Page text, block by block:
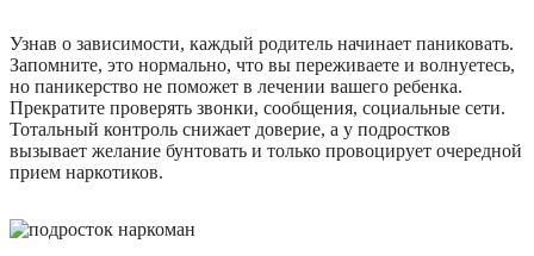
Узнав о зависимости, каждый родитель начинает паниковать.
Запомните, это нормально, что вы переживаете и волнуетесь,
но паникерство не поможет в лечении вашего ребенка.
Прекратите проверять звонки, сообщения, социальные сети.
Тотальный контроль снижает доверие, а у подростков
вызывает желание бунтовать и только провоцирует очередной
прием наркотиков.